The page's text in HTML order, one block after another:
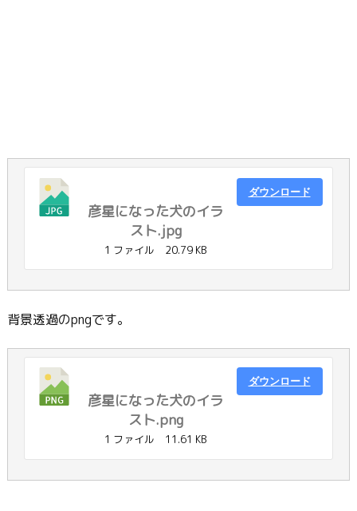
彦星になった犬のイラ
スト.jpg
1 ファイル 20.79 KB
ダウンロード
背景透過のpngです。
彦星になった犬のイラ
スト.png
1 ファイル 11.61 KB
ダウンロード